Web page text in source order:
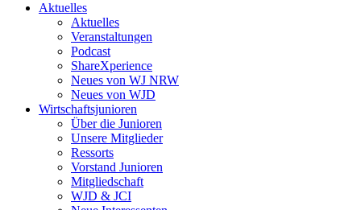
Aktuelles
Aktuelles
Veranstaltungen
Podcast
ShareXperience
Neues von WJ NRW
Neues von WJD
Wirtschaftsjunioren
Über die Junioren
Unsere Mitglieder
Ressorts
Vorstand Junioren
Mitgliedschaft
WJD & JCI